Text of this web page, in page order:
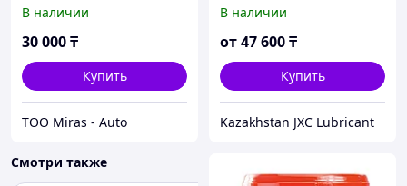
В наличии
30 000₸
Купить
TOO Miras - Auto
4 20W-50
В наличии
от47 600₸
Купить
Kazakhstan JXC Lubricant
Смотри также